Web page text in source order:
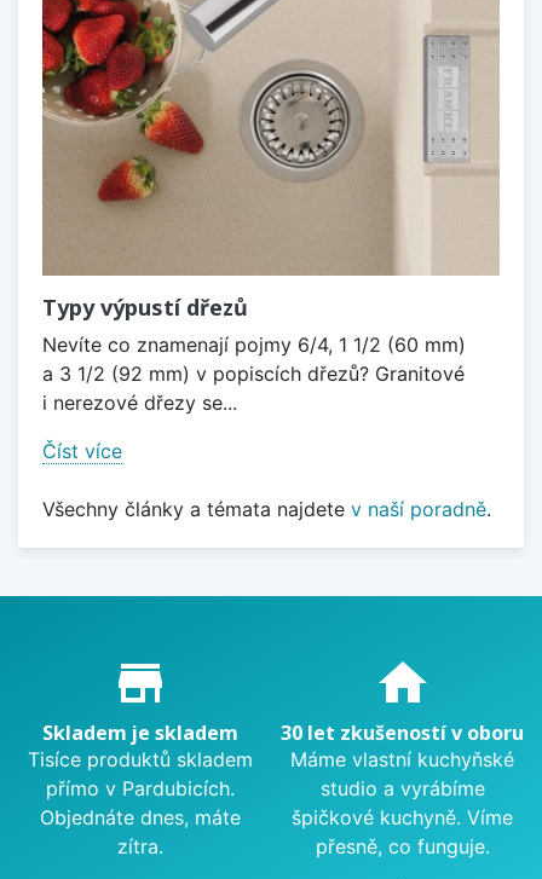
Typy výpustí dřezů
Nevíte co znamenají pojmy 6/4, 1 1/2 (60 mm)
a 3 1/2 (92 mm) v popiscích dřezů? Granitové
i nerezové dřezy se...
Číst více
Všechny články a témata najdete v naší poradně.
Proč nakupovat u nás?
store_mall_directory
Skladem je skladem
Tisíce produktů skladem
přímo v Pardubicích.
Objednáte dnes, máte
zítra.
home
30 let zkušeností v oboru
Máme vlastní kuchyňské
studio a vyrábíme
špičkové kuchyně. Víme
přesně, co funguje.